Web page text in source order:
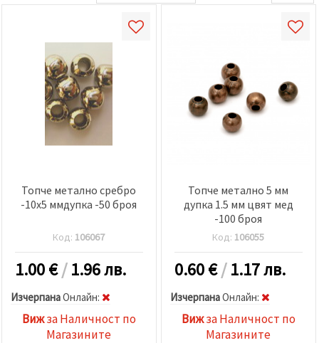
Топче метално сребро
-10x5 ммдупка -50 броя
Код: 106067
1.00€/1.96 лв.
ИзчерпанаOнлайн:
Вижза Наличност по
Магазините
Топче метално 5 мм
дупка 1.5 мм цвят мед
-100 броя
Код: 106055
0.60€/1.17 лв.
ИзчерпанаOнлайн:
Вижза Наличност по
Магазините